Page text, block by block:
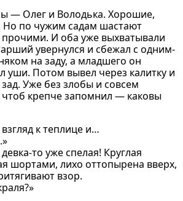
— Олег и Володька. Хорошие,
Но по чужим садам шастают
И оба уже выхватывали
увернулся и сбежал с одним-
на заду, а младшего он
уши. Потом вывел через калитку и
Уже без злобы и совсем
крепче запомнил — каковы
к теплице и…
то уже спелая! Круглая
шортами, лихо оттопырена вверх,
взор.